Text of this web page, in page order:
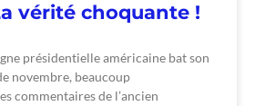
vérité choquante !
présidentielle américaine bat son
novembre, beaucoup
commentaires de l’ancien